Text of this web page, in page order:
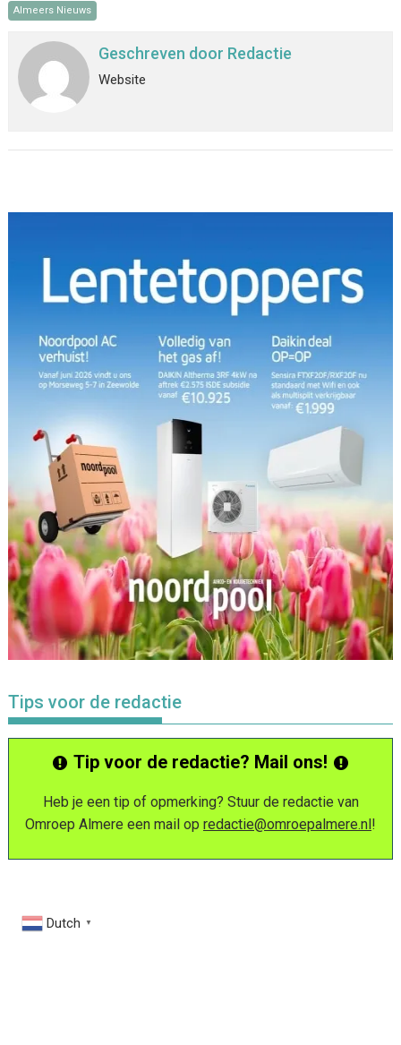
Almeers Nieuws
Geschreven door Redactie
Website
Tips voor de redactie
Tip voor de redactie? Mail ons!
Heb je een tip of opmerking? Stuur de redactie van
Omroep Almere een mail op redactie@omroepalmere.nl!
Dutch ▼